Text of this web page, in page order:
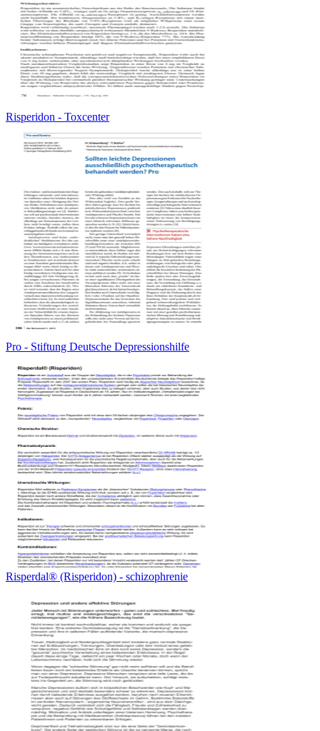
Risperidon - Toxcenter
Pro - Stiftung Deutsche Depressionshilfe
Risperdal® (Risperidon) - schizophrenie